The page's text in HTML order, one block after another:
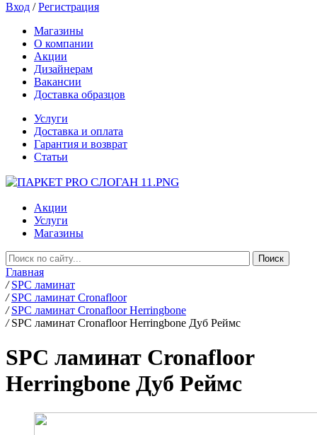
Вход /Регистрация
Магазины
О компании
Акции
Дизайнерам
Вакансии
Доставка образцов
Услуги
Доставка и оплата
Гарантия и возврат
Статьи
Акции
Услуги
Магазины
Главная
/ SPC ламинат
/ SPC ламинат Cronafloor
/ SPC ламинат Cronafloor Herringbone
/ SPC ламинат Cronafloor Herringbone Дуб Реймс
SPC ламинат Cronafloor
Herringbone Дуб Реймс